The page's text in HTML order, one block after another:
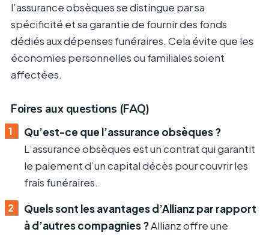
l’assurance obsèques se distingue par sa
spécificité et sa garantie de fournir des fonds
dédiés aux dépenses funéraires. Cela évite que les
économies personnelles ou familiales soient
affectées.
Foires aux questions (FAQ)
Qu’est-ce que l’assurance obsèques ?
L’assurance obsèques est un contrat qui garantit
le paiement d’un capital décès pour couvrir les
frais funéraires.
Quels sont les avantages d’Allianz par rapport
à d’autres compagnies ?Allianz offre une